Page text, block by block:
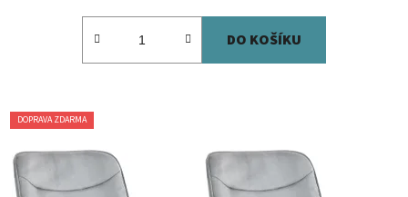
DO KOŠÍKU
DOPRAVA ZDARMA